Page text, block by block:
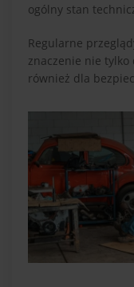
ogólny stan
Regularne
znaczenie nie
również dla